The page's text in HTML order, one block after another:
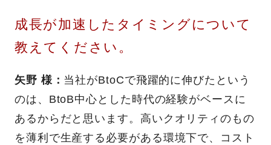
成長が加速したタイミングについて
教えてください。
矢野 様： 当社がBtoCで飛躍的に伸びたという
のは、BtoB中心とした時代の経験がベースに
あるからだと思います。高いクオリティのもの
を薄利で生産する必要がある環境下で、コスト